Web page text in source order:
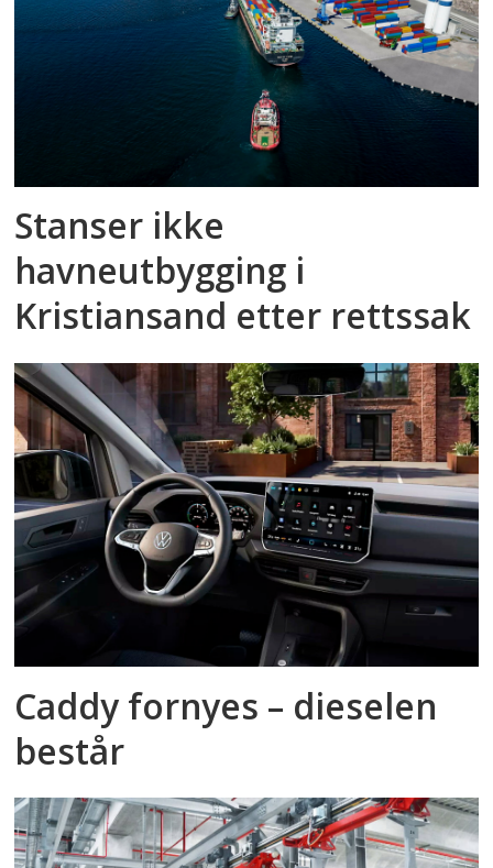
Stanser ikke
havneutbygging i
Kristiansand etter rettssak
Caddy fornyes – dieselen
består